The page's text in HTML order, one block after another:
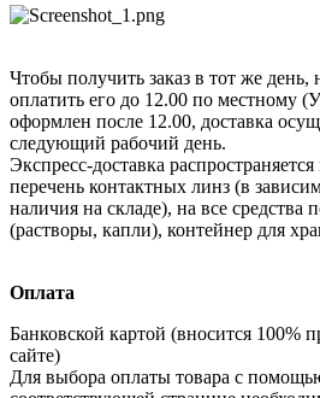
Чтобы получить заказ в тот же
оплатить его до 12.00 по местному
оформлен после 12.00, доставка
следующий рабочий день.
Экспресс-доставка
перечень контактных линз (в
наличия на складе), на все средства
(растворы, капли), контейнер для
Оплата
Банковской картой (вносится 100%
сайте)
Для выбора оплаты товара с